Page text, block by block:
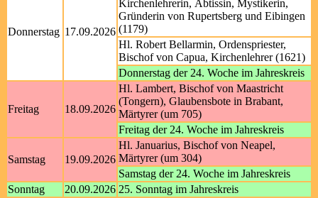
Donnerstag 17.09.2026
Kirchenlehrerin, Äbtissin, Mystikerin,
Gründerin von Rupertsberg und Eibingen
(1179)
Hl. Robert Bellarmin, Ordenspriester,
Bischof von Capua, Kirchenlehrer (1621)
Donnerstag der 24. Woche im Jahreskreis
Freitag 18.09.2026
Hl. Lambert, Bischof von Maastricht
(Tongern), Glaubensbote in Brabant,
Märtyrer (um 705)
Freitag der 24. Woche im Jahreskreis
Samstag 19.09.2026
Hl. Januarius, Bischof von Neapel,
Märtyrer (um 304)
Samstag der 24. Woche im Jahreskreis
Sonntag
20.09.2026 25. Sonntag im Jahreskreis